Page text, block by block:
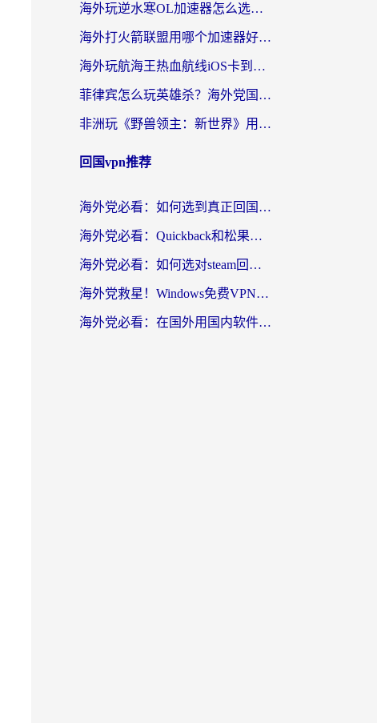
海外玩逆水寒OL加速器怎么选？老玩家亲测的避坑指南
海外打火箭联盟用哪个加速器好？2026实测指南帮你告别延迟卡顿
海外玩航海王热血航线iOS卡到崩溃？别慌，这篇指南解决你的国服游戏加速难题
菲律宾怎么玩英雄杀？海外党国服游戏畅玩指南（附延迟解决秘籍）
非洲玩《野兽领主：新世界》用什么加速器好？留学生亲测有效的解决方案
回国vpn推荐
海外党必看：如何选到真正回国好用的VPN？实测+避坑指南
海外党必看：Quickback和松果好用吗？3步教你选对回国加速器无缝刷国内资源
海外党必看：如何选对steam回国加速器？从踩坑到无缝访问国内资源的全攻略
海外党救星！Windows免费VPN下载+3步搞定国内资源无缝访问
海外党必看：在国外用国内软件用什么加速器好？解决追剧游戏办公的终极指南